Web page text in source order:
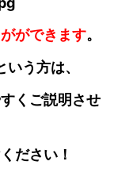
ができます。
う方は、
くご説明させ
ださい！